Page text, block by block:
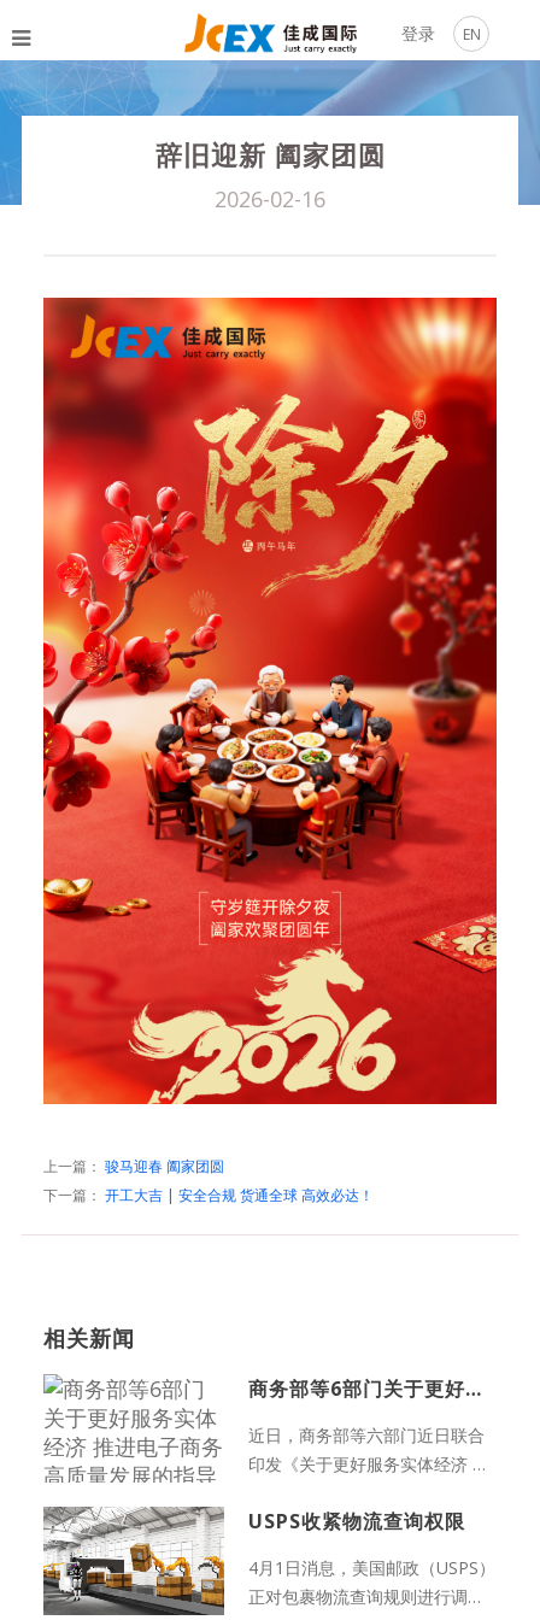
登录 EN
辞旧迎新 阖家团圆
2026-02-16
上一篇： 骏马迎春 阖家团圆
下一篇： 开工大吉 | 安全合规 货通全球 高效必达！
相关新闻
商务部等6部门关于更好服务实体经济 推进电子商务高质量发展的指导意见
近日，商务部等六部门近日联合
印发《关于更好服务实体经济 推
USPS收紧物流查询权限
4月1日消息，美国邮政（USPS）
正对包裹物流查询规则进行调